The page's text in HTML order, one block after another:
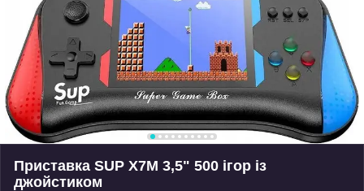
Приставка SUP X7M 3,5" 500 ігор із
джойстиком